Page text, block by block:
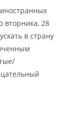
вторника, 28
в страну